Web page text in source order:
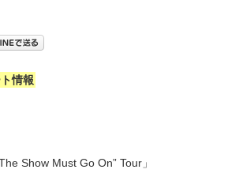
情報
Show Must Go On” Tour」